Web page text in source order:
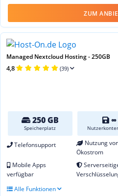
ZUM
Managed Nextcloud Hosting - 250GB
4,8 (39)
250 GB
Speicherplatz
∞
Telefonsupport
Nutzung
Ökostrom
Mobile Apps
verfügbar
Alle Funktionen